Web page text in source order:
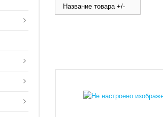
Название товара +/-